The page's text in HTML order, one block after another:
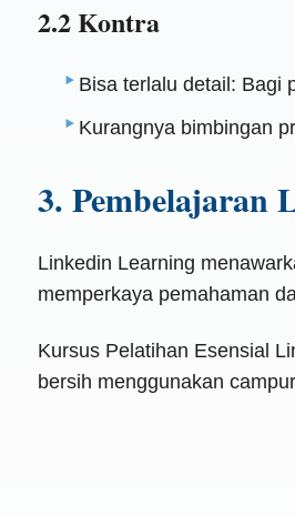
2.2 Kontra
Bisa terlalu detail: Bagi
Kurangnya bimbingan
3. Pembelajaran
Linkedin Learning
memperkaya pemahaman
Kursus Pelatihan Esensial
bersih menggunakan